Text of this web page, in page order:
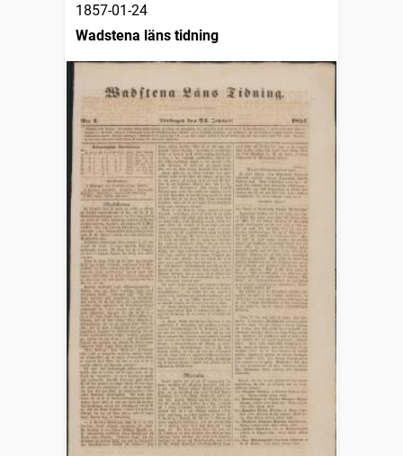
1857-01-24
Wadstena läns tidning